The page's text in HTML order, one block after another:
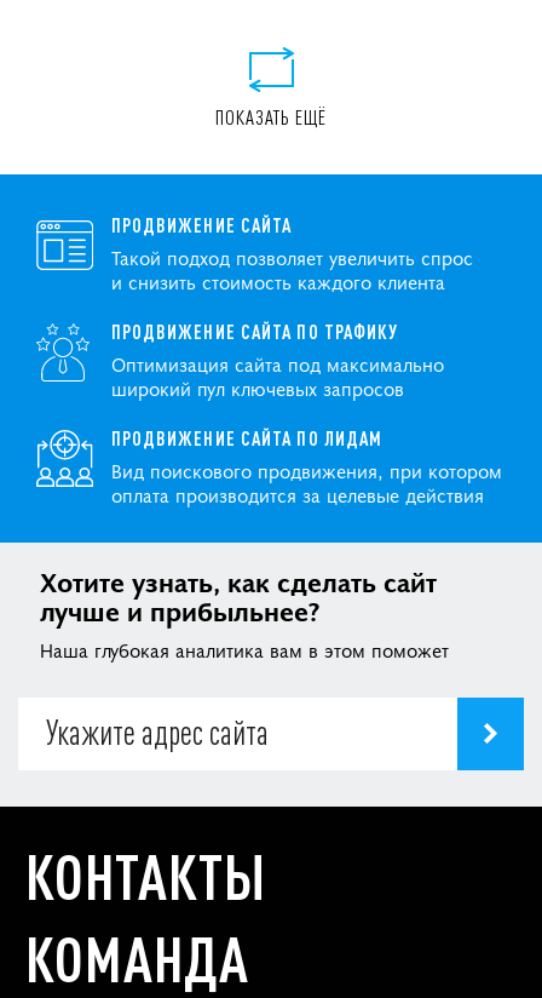
ПОКАЗАТЬ ЕЩЁ
ПРОДВИЖЕНИЕ САЙТА
Такой подход позволяет увеличить спрос
и снизить стоимость каждого клиента
ПРОДВИЖЕНИЕ САЙТА ПО ТРАФИКУ
Оптимизация сайта под максимально
широкий пул ключевых запросов
ПРОДВИЖЕНИЕ САЙТА ПО ЛИДАМ
Вид поискового продвижения, при котором
оплата производится за целевые действия
Хотите узнать, как сделать сайт
лучше и прибыльнее?
Наша глубокая аналитика вам в этом поможет
КОНТАКТЫ
КОМАНДА